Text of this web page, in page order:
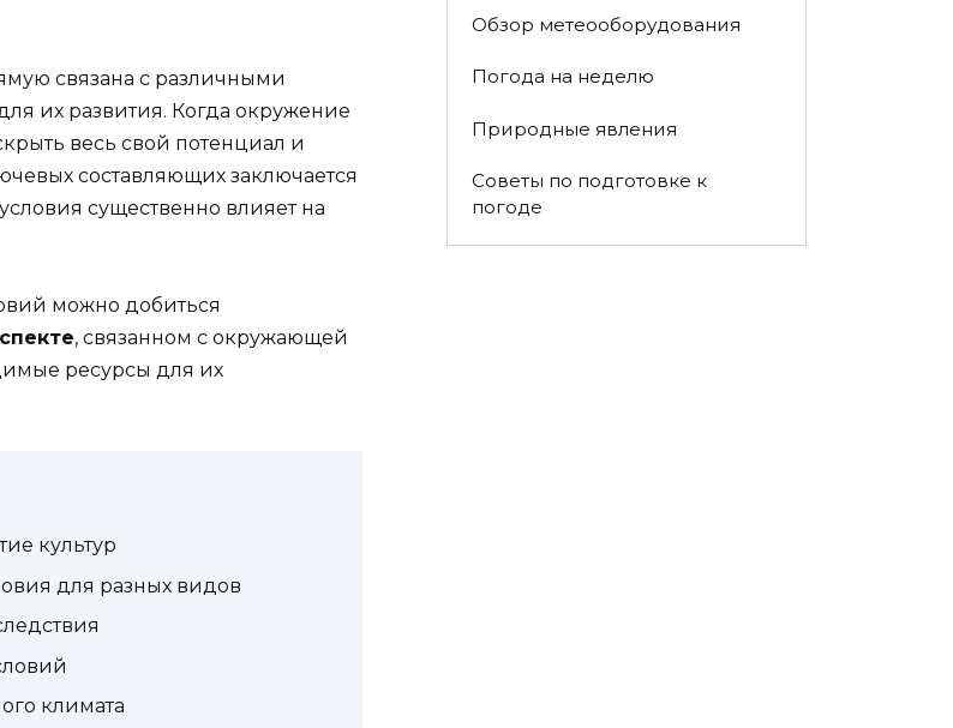
связана с различными
их развития. Когда окружение
весь свой потенциал и
составляющих заключается
условия существенно влияет на
можно добиться
, связанном с окружающей
ресурсы для их
культур
для разных видов
климата
Обзор метеооборудования
Погода на неделю
Природные явления
Советы по подготовке к
погоде